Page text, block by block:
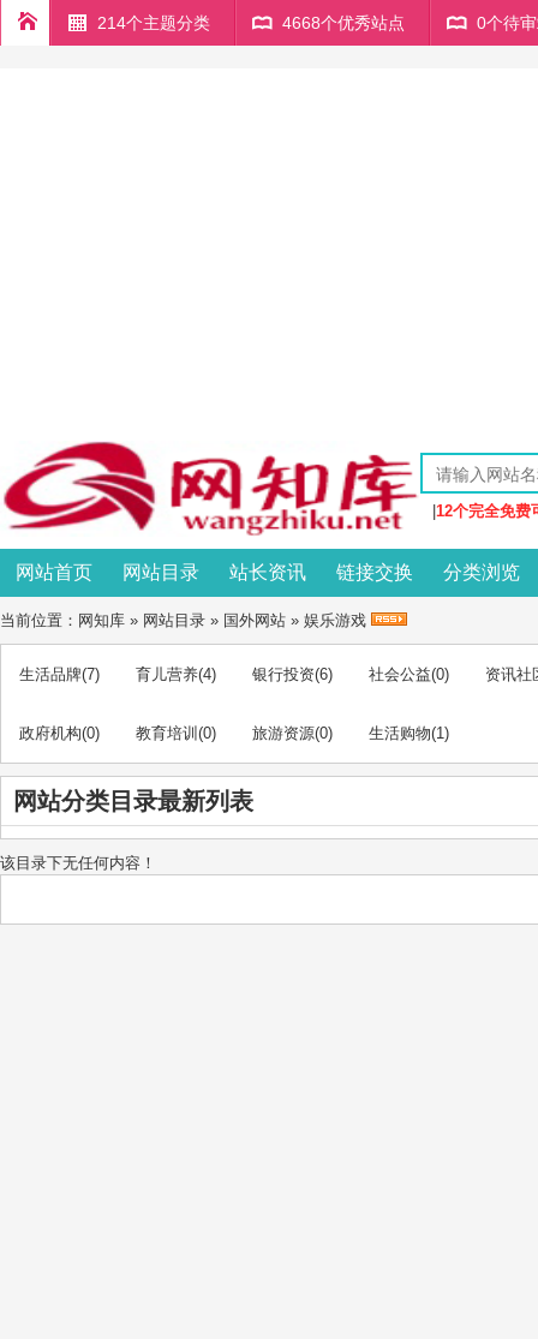
214个主题分类 4668个优秀站点 0个待
12个完全免费
网站首页 网站目录 站长资讯 链接交换 分类浏览
当前位置： 网知库 » 网站目录 » 国外网站 » 娱乐游戏
生活品牌(7) 育儿营养(4) 银行投资(6) 社会公益(0) 资讯社
政府机构(0) 教育培训 (0) 旅游资源(0) 生活购物(1)
网站分类目录最新列表
该目录下无任何内容！